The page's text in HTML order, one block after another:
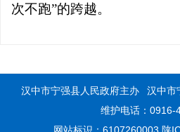
次不跑”的跨越。
汉中市宁强县人民政府主办
汉中市
维护电话：0916-
网站标识：6107260003 陕